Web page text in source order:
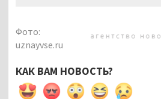
Фото:
uznayvse.ru
КАК ВАМ НОВОСТЬ?